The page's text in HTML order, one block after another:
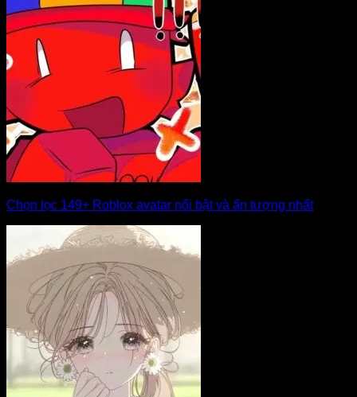
Chọn lọc 149+ Roblox avatar nổi bật và ấn tượng nhất